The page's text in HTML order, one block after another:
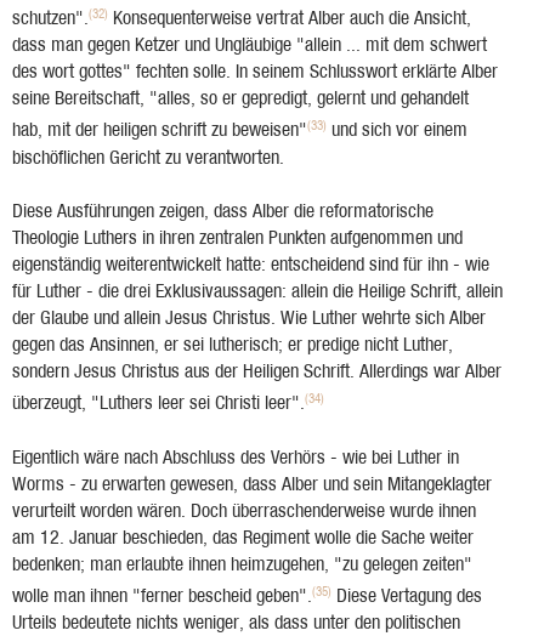
schutzen".(32) Konsequenterweise vertrat Alber auch die Ansicht,
dass man gegen Ketzer und Ungläubige "allein ... mit dem schwert
des wort gottes" fechten solle. In seinem Schlusswort erklärte Alber
seine Bereitschaft, "alles, so er gepredigt, gelernt und gehandelt
hab, mit der heiligen schrift zu beweisen"(33) und sich vor einem
bischöflichen Gericht zu verantworten.
Diese Ausführungen zeigen, dass Alber die reformatorische
Theologie Luthers in ihren zentralen Punkten aufgenommen und
eigenständig weiterentwickelt hatte: entscheidend sind für ihn - wie
für Luther - die drei Exklusivaussagen: allein die Heilige Schrift, allein
der Glaube und allein Jesus Christus. Wie Luther wehrte sich Alber
gegen das Ansinnen, er sei lutherisch; er predige nicht Luther,
sondern Jesus Christus aus der Heiligen Schrift. Allerdings war Alber
überzeugt, "Luthers leer sei Christi leer".(34)
Eigentlich wäre nach Abschluss des Verhörs - wie bei Luther in
Worms - zu erwarten gewesen, dass Alber und sein Mitangeklagter
verurteilt worden wären. Doch überraschenderweise wurde ihnen
am 12. Januar beschieden, das Regiment wolle die Sache weiter
bedenken; man erlaubte ihnen heimzugehen, "zu gelegen zeiten"
wolle man ihnen "ferner bescheid geben".(35) Diese Vertagung des
Urteils bedeutete nichts weniger, als dass unter den politischen